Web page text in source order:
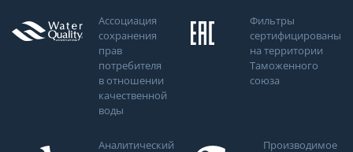
Ассоциация
сохранения
прав
потребителя
в отношении
качественной
воды
Фильтры
сертифицированы
на территории
Таможенного
союза
Аналитический
Производимое